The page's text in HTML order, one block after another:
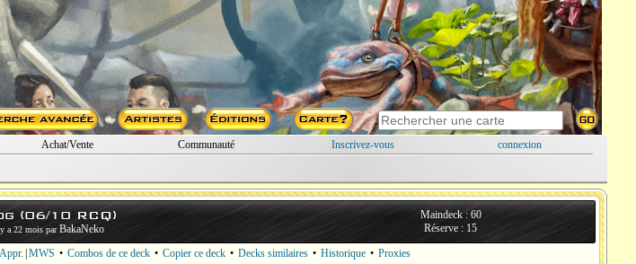
Achat/Vente Communauté Inscrivez-vous
connexion
(06/10 RCQ)
a 22 mois parBakaNeko
Maindeck : 60
Réserve : 15
Appr. MWS • Combos de ce deck • Copier ce deck • Decks similaires • Historique • Proxies